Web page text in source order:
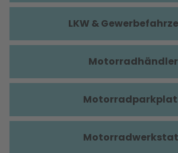
LKW &
Motorradhändler